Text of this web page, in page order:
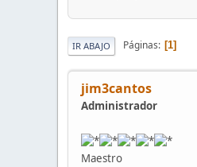
IR ABAJO Páginas 1
jim3cantos
Administrador
Maestro